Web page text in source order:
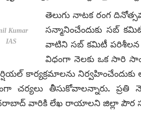
Kumar
IAS
తెలుగు నాటక రంగ
సన్మానించేందుకు సబ్
వాటిని సబ్ కమిటీ పరిశీలన
విధంగా నెలకు ఒక సారి
కార్యక్రమాలను
చర్యలు తీసుకోవాలన్నారు. ప్రతి
వారికి లేఖ రాయాలని జిల్లా పౌర